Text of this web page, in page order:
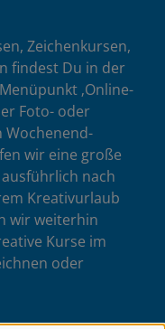
Zeichenkursen,
findest Du in der
‚Online-
Foto- oder
Wochenend-
wir eine große
nach
Kreativurlaub
wir weiterhin
Kurse im
oder